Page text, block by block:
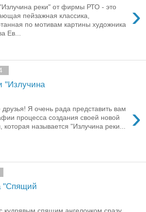
›
реки" от фирмы РТО - это
пейзажная классика,
по мотивам картины художника
Ев...
"Излучина
›
друзья! Я очень рада представить вам
процесса создания своей новой
которая называется "Излучина реки...
"Спящий
кудрявым спящим ангелочком сразу